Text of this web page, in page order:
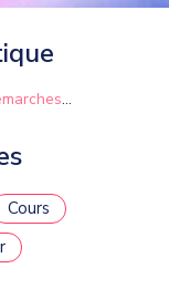
Cours